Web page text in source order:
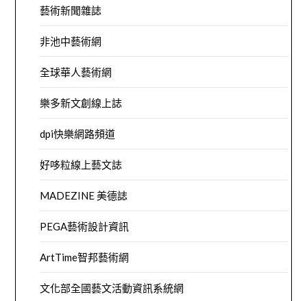
藝術新聞雜誌
非池中藝術網
全球華人藝術網
樂多新文創線上誌
dpi快樂網路頻道
好哆粒線上藝文誌
MADEZINE 美德誌
PEGA藝術設計資訊
ArtTime智邦藝術網
文化部全國藝文活動資訊系統網